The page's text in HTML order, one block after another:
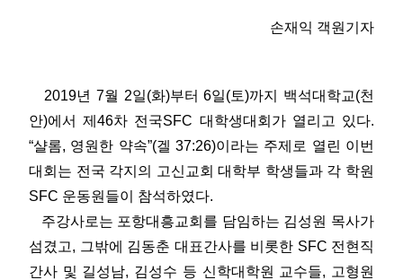
손재익 객원기자
2019년 7월 2일(화)부터 6일(토)까지 백석대학교(천
안)에서 제46차 전국SFC 대학생대회가 열리고 있다.
“샬롬, 영원한 약속”(겔 37:26)이라는 주제로 열린 이번
대회는 전국 각지의 고신교회 대학부 학생들과 각 학원
SFC 운동원들이 참석하였다.
주강사로는 포항대흥교회를 담임하는 김성원 목사가
섬겼고, 그밖에 김동춘 대표간사를 비롯한 SFC 전현직
간사 및 길성남, 김성수 등 신학대학원 교수들, 고형원